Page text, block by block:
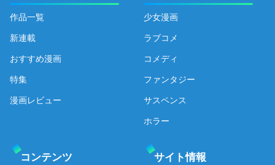
作品一覧
新連載
おすすめ漫画
特集
漫画レビュー
少女漫画
ラブコメ
コメディ
ファンタジー
サスペンス
ホラー
コンテンツ サイト情報